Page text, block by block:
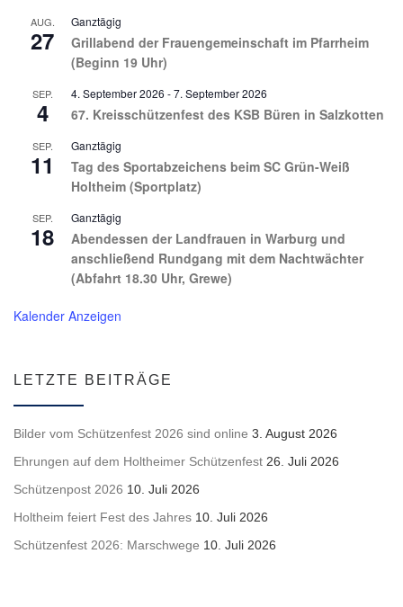
AUG.
27
Ganztägig
Grillabend der Frauengemeinschaft im Pfarrheim
(Beginn 19 Uhr)
SEP.
4
4. September 2026 -7. September 2026
67. Kreisschützenfest des KSB Büren in Salzkotten
SEP.
11
Ganztägig
Tag des Sportabzeichens beim SC Grün-Weiß
Holtheim (Sportplatz)
SEP.
18
Ganztägig
Abendessen der Landfrauen in Warburg und
anschließend Rundgang mit dem Nachtwächter
(Abfahrt 18.30 Uhr, Grewe)
Kalender Anzeigen
LETZTE BEITRÄGE
Bilder vom Schützenfest 2026 sind online 3. August 2026
Ehrungen auf dem Holtheimer Schützenfest 26. Juli 2026
Schützenpost 2026 10. Juli 2026
Holtheim feiert Fest des Jahres 10. Juli 2026
Schützenfest 2026: Marschwege 10. Juli 2026